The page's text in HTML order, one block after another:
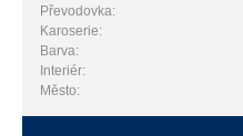
Převodovka:
Karoserie:
Barva:
Interiér:
Město: